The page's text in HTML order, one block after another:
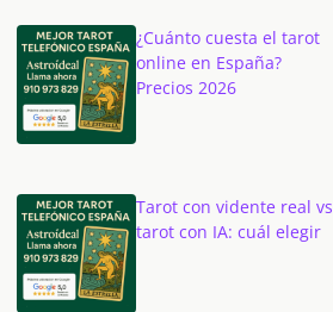
¿Cuánto cuesta el tarot
online en España?
Precios 2026
Tarot con vidente real vs
tarot con IA: cuál elegir